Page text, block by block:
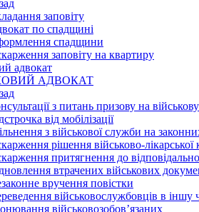
заповіту
по спадщині
спадщини
заповіту на квартиру
адвокат
АДВОКАТ
з питань призову на
від мобілізації
з військової служби на
рішення військово-лікарської
притягнення до
втрачених військових
вручення повістки
військовослужбовців в іншу
військовозобов’язаних